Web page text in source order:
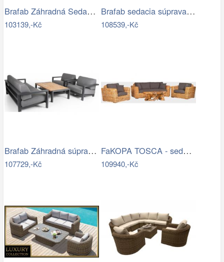
Brafab Záhradná Sedacia súprava NINJA -…
103139,-Kč
Brafab sedacia súprava ZALONGO Mdum
108539,-Kč
Brafab Záhradná súprava AMESDALE -…
107729,-Kč
FaKOPA TOSCA - sedací souprava Lucy Mdum
109940,-Kč